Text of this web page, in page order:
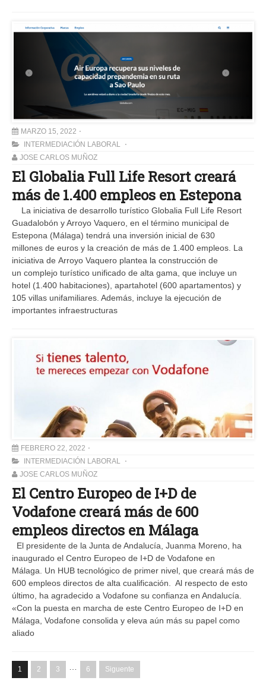
MARZO 15, 2022
INTERMEDIACIÓN LABORAL
JOSE CARLOS MUÑOZ
El Globalia Full Life Resort creará
más de 1.400 empleos en Estepona
La iniciativa de desarrollo turístico Globalia Full Life Resort
Guadalobón y Arroyo Vaquero, en el término municipal de
Estepona (Málaga) tendrá una inversión inicial de 630
millones de euros y la creación de más de 1.400 empleos. La
iniciativa de Arroyo Vaquero plantea la construcción de
un complejo turístico unificado de alta gama, que incluye un
hotel (1.400 habitaciones), apartahotel (600 apartamentos) y
105 villas unifamiliares. Además, incluye la ejecución de
importantes infraestructuras
FEBRERO 22, 2022
INTERMEDIACIÓN LABORAL
JOSE CARLOS MUÑOZ
El Centro Europeo de I+D de
Vodafone creará más de 600
empleos directos en Málaga
El presidente de la Junta de Andalucía, Juanma Moreno, ha
inaugurado el Centro Europeo de I+D de Vodafone en
Málaga. Un HUB tecnológico de primer nivel, que creará más de
600 empleos directos de alta cualificación. Al respecto de esto
último, ha agradecido a Vodafone su confianza en Andalucía.
«Con la puesta en marcha de este Centro Europeo de I+D en
Málaga, Vodafone consolida y eleva aún más su papel como
aliado
1 2 3 … 6 Siguente